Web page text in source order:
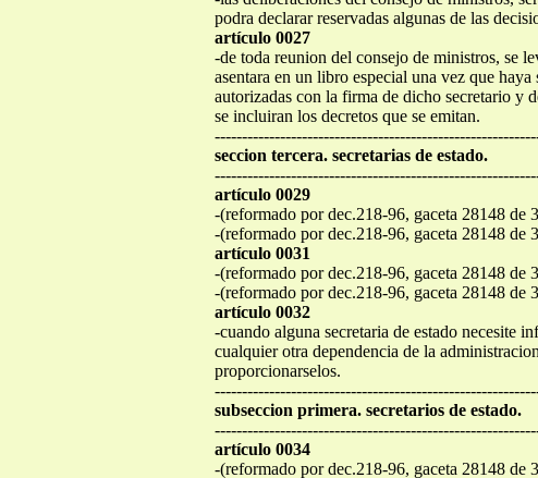
podra declarar reservadas algunas de las
artículo 0027
-de toda reunion del consejo de ministros, se
asentara en un libro especial una vez que haya
autorizadas con la firma de dicho secretario y
se incluiran los decretos que se emitan.
seccion tercera. secretarias de estado.
artículo 0029
-(reformado por dec.218-96, gaceta 28148 de
-(reformado por dec.218-96, gaceta 28148 de
artículo 0031
-(reformado por dec.218-96, gaceta 28148 de
-(reformado por dec.218-96, gaceta 28148 de
artículo 0032
-cuando alguna secretaria de estado necesite
cualquier otra dependencia de la
proporcionarselos.
subseccion primera. secretarios de estado.
artículo 0034
-(reformado por dec.218-96, gaceta 28148 de